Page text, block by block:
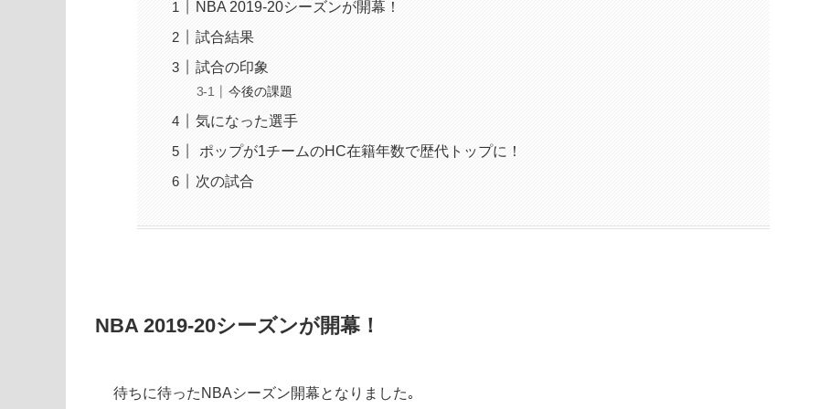
NBA 2019-20シーズンが開幕！
試合結果
試合の印象
今後の課題
気になった選手
ポップが1チームのHC在籍年数で歴代トップに！
次の試合
NBA 2019-20シーズンが開幕！
待ちに待ったNBAシーズン開幕となりました｡